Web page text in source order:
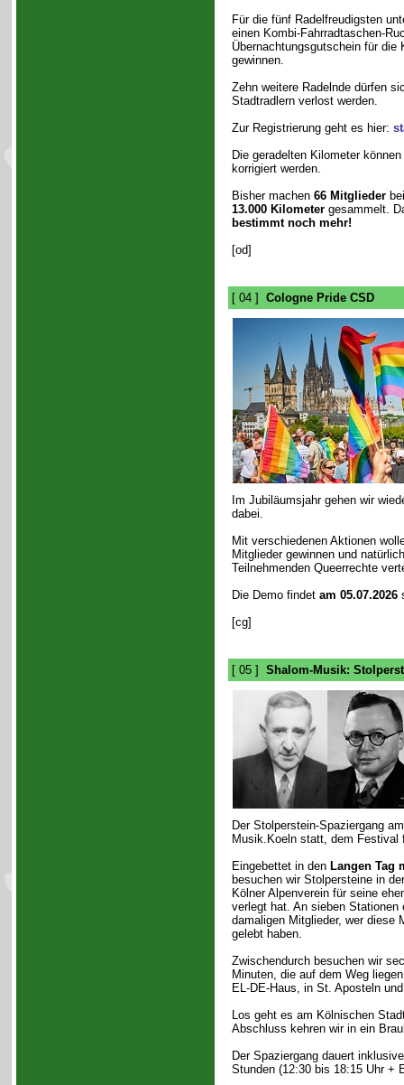
Für die fünf Radelfreudigsten
einen Kombi-Fahrradtaschen-
Übernachtungsgutschein für die
gewinnen.
Zehn weitere Radelnde dürfen
Stadtradlern verlost werden.
Zur Registrierung geht es hier:
Die geradelten Kilometer
korrigiert werden.
Bisher machen 66 Mitglieder
13.000 Kilometergesammelt.
bestimmt noch mehr!
[od]
[ 04 ] Cologne Pride CSD
Im Jubiläumsjahr gehen wir
dabei.
Mit verschiedenen Aktionen
Mitglieder gewinnen und
Teilnehmenden Queerrechte
Die Demo findet am 05.07.2026
[cg]
[ 05 ] Shalom-Musik:
Der Stolperstein-Spaziergang
Musik.Koeln statt, dem
Eingebettet in den Langen Tag
besuchen wir Stolpersteine in
Kölner Alpenverein für seine
verlegt hat. An sieben Stationen
damaligen Mitglieder, wer diese
gelebt haben.
Zwischendurch besuchen wir
Minuten, die auf dem Weg
EL-DE-Haus, in St. Aposteln
Los geht es am Kölnischen
Abschluss kehren wir in ein
Der Spaziergang dauert
Stunden (12:30 bis 18:15 Uhr +